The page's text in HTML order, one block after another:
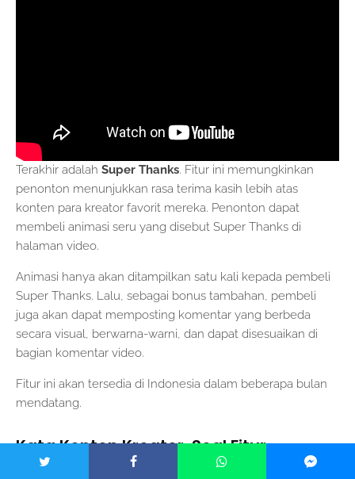
Terakhir adalah Super Thanks. Fitur ini memungkinkan
penonton menunjukkan rasa terima kasih lebih atas
konten para kreator favorit mereka. Penonton dapat
membeli animasi seru yang disebut Super Thanks di
halaman video.
Animasi hanya akan ditampilkan satu kali kepada pembeli
Super Thanks. Lalu, sebagai bonus tambahan, pembeli
juga akan dapat memposting komentar yang berbeda
secara visual, berwarna-warni, dan dapat disesuaikan di
bagian komentar video.
Fitur ini akan tersedia di Indonesia dalam beberapa bulan
mendatang.
Kata Konten Kreator, Soal Fitur
Monetisasi Terbaru YouTube